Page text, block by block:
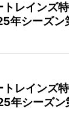
トレインズ
シーズン
トレインズ
シーズン